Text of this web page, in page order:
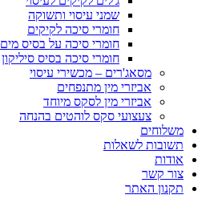
שמני עיסוי ותשוקה
חומרי סיכה לקיקים
חומרי סיכה על בסיס מים
חומרי סיכה בסיס סיליקון
מסאג'רים – מכשירי עיסוי
אביזרי מין מתנפחים
אביזרי מין לסקס מיוחד
צעצועי סקס לוהטים בהנחה
משלוחים
תשובות לשאלות
אודות
צור קשר
תקנון האתר